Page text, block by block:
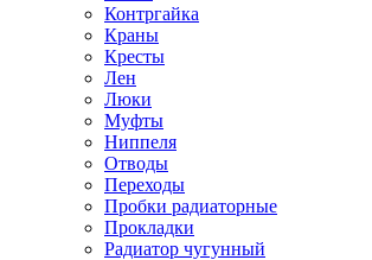
Контргайка
Краны
Кресты
Лен
Люки
Муфты
Ниппеля
Отводы
Переходы
Пробки радиаторные
Прокладки
Радиатор чугунный